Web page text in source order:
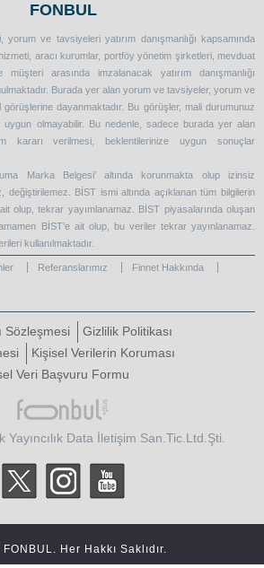
FONBUL
ve tavsiyeleri yatırım danışmanlığı kapsamında
hizmeti, aracı kurumlar, portföy yönetim şirketleri, mevduat
arasında imzalanacak yatırım danışmanlığı
Burada yer alan yorum ve tavsiyeler, yorum ve
dayanmaktadır. Bu görüşler, mali durumunuz
olmayabilir. Bu nedenle, sadece burada yer alan
kararı verilmesi, beklentilerinize uygun sonuçlar
Marka Belgesi' altında korunmakta olup izinsiz
değiştirilemez. BİST ismi altında açıklanan tüm bilgilerin
olup, tekrar yayımlanamaz. BİST piyasalarında oluşan
BİST’e ait olup, bu veriler tekrar yayınlanamaz.
kullanılmaktadır.
Referanslarımız Finnet Hakkında
Sözleşmesi
Gizlilik Politikası
Kişisel Verilerin Koruması
Veri Başvuru Formu
Yayıncılık Data İletişim San.Tic.Ltd.Şti.
Her Hakkı Saklıdır.